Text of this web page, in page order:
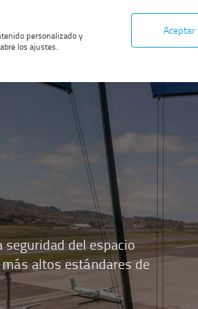
seguridad del espacio
altos estándares de
personalizado y
los ajustes.
Aceptar